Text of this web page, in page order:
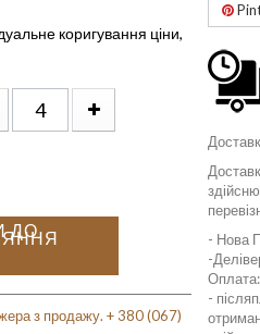
коригування ціни,
ДО
з продажу. + 380 (067)
- Нова
-
Оплата:
-